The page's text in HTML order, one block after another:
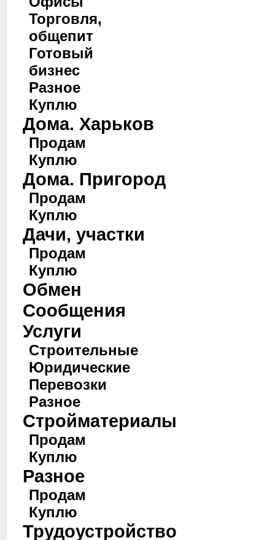
Торговля,
общепит
Готовый
бизнес
Разное
Куплю
Дома. Харьков
Продам
Куплю
Дома. Пригород
Продам
Куплю
Дачи, участки
Продам
Куплю
Обмен
Сообщения
Услуги
Строительные
Юридические
Перевозки
Разное
Стройматериалы
Продам
Куплю
Разное
Продам
Куплю
Трудоустройство